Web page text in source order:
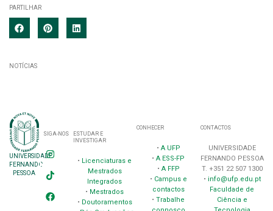
PARTILHAR
NOTÍCIAS
UNIVERSIDADE
FERNANDO
PESSOA
SIGA-NOS
ESTUDAR E
INVESTIGAR
• Licenciaturas e
Mestrados
Integrados
• Mestrados
• Doutoramentos
CONHECER
• A UFP
•A ESS-FP
• A FFP
• Campus e
contactos
•Trabalhe
CONTACTOS
UNIVERSIDADE
FERNANDO PESSOA
T. +351 22 507 1300
• info@ufp.edu.pt
Faculdade de
Ciência e